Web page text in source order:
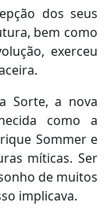
dos seus
bem como
exerceu
Sorte, a nova
como a
Sommer e
míticas. Ser
de muitos
implicava.